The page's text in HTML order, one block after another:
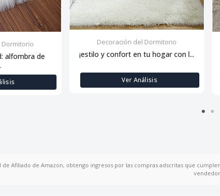
alfombra de
Decoración del Dormitorio
¡estilo y confort en tu hogar con l...
Ver Análisis
de Afiliado de Amazon, obtengo ingresos por las compras adscritas que
vendedor.